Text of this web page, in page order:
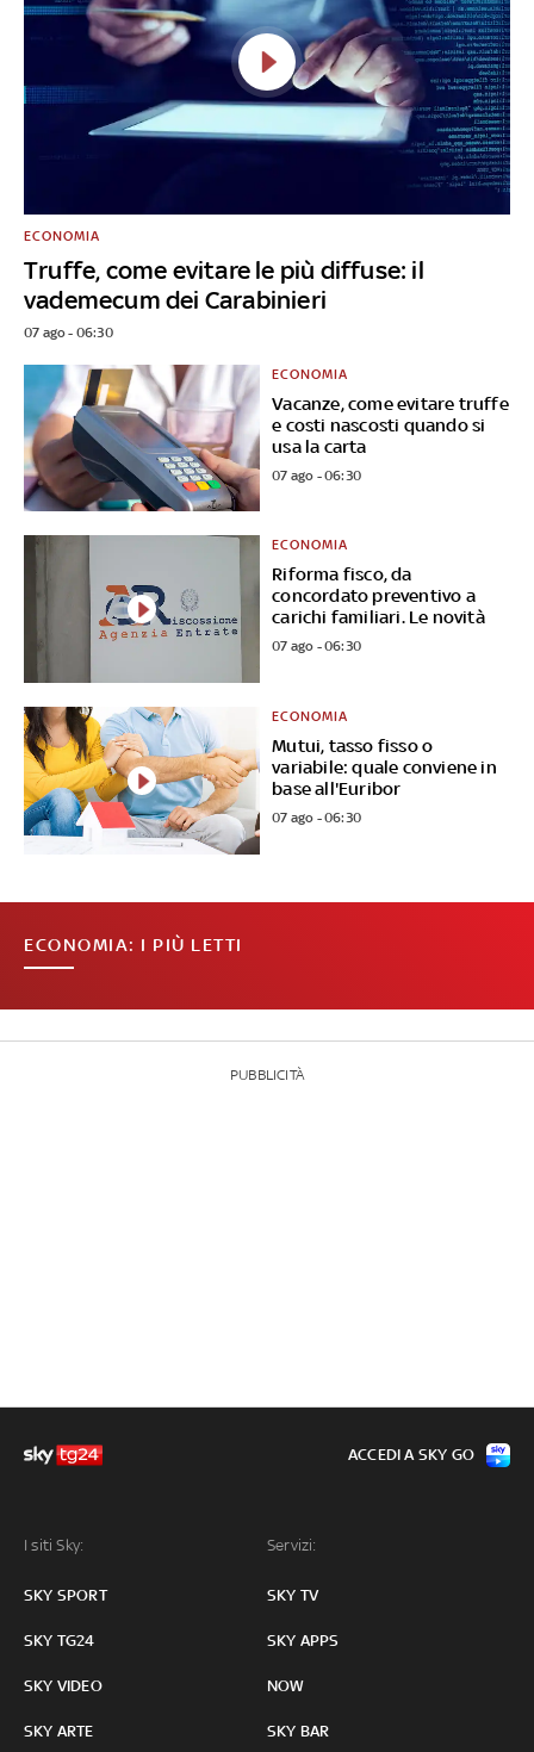
Truffe, come evitare le più diffuse: il
vademecum dei Carabinieri
ECONOMIA
07 ago - 06:30
Vacanze, come evitare truffe
e costi nascosti quando si
usa la carta
ECONOMIA
07 ago - 06:30
Riforma fisco, da
concordato preventivo a
carichi familiari. Le novità
ECONOMIA
07 ago - 06:30
Mutui, tasso fisso o
variabile: quale conviene in
base all'Euribor
ECONOMIA
07 ago - 06:30
ECONOMIA: I PIÙ LETTI
PUBBLICITÀ
I siti Sky:
SKY SPORT
SKY TG24
SKY VIDEO
SKY ARTE
Servizi:
SKY TV
SKY APPS
NOW
SKY BAR
ACCEDI A SKY GO